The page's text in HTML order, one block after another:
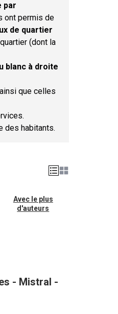
par
ont permis de
de quartier
(dont la
blanc à droite
que celles
des habitants.
Avec le plus
d'auteurs
- Mistral -